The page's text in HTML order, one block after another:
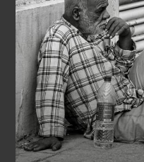
Découvrez aussi...